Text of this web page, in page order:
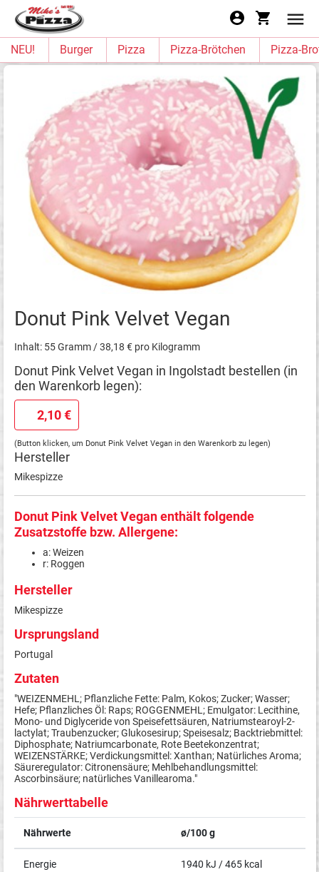
NEU! Burger Pizza Pizza-Brötchen Pizza-
Donut Pink Velvet Vegan
Inhalt: 55 Gramm / 38,18 € pro Kilogramm
Donut Pink Velvet Vegan in Ingolstadt bestellen (in
den Warenkorb legen):
2,10 €
(Button klicken, um Donut Pink Velvet Vegan in den Warenkorb zu legen)
Hersteller
Mikespizze
Donut Pink Velvet Vegan enthält folgende
Zusatzstoffe bzw. Allergene:
a: Weizen
r: Roggen
Hersteller
Mikespizze
Ursprungsland
Portugal
Zutaten
"WEIZENMEHL; Pflanzliche Fette: Palm, Kokos; Zucker; Wasser;
Hefe; Pflanzliches Öl: Raps; ROGGENMEHL; Emulgator: Lecithine,
Mono- und Diglyceride von Speisefettsäuren, Natriumstearoyl-2-
lactylat; Traubenzucker; Glukosesirup; Speisesalz; Backtriebmittel:
Diphosphate; Natriumcarbonate, Rote Beetekonzentrat;
WEIZENSTÄRKE; Verdickungsmittel: Xanthan; Natürliches Aroma;
Säureregulator: Citronensäure; Mehlbehandlungsmittel:
Ascorbinsäure; natürliches Vanillearoma."
Nährwerttabelle
Nährwerte ø/100 g
Energie 1940 kJ / 465 kcal